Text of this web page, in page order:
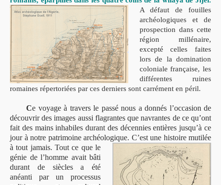
A défaut de fouilles
archéologiques et de
prospection dans cette
région millénaire,
excepté celles faites
lors de la domination
coloniale française, les
différentes ruines
romaines répertoriées par ces derniers sont carrément en péril.
Ce voyage à travers le passé nous a donnés l’occasion de
découvrir des images aussi flagrantes que navrantes de ce qu’ont
fait des mains inhabiles durant des décennies entières jusqu’à ce
jour à notre patrimoine archéologique. C’est une histoire mutilée
à tout jamais. Tout ce que le
génie de l’homme avait bâti
durant de siècles a été
anéanti par un processus